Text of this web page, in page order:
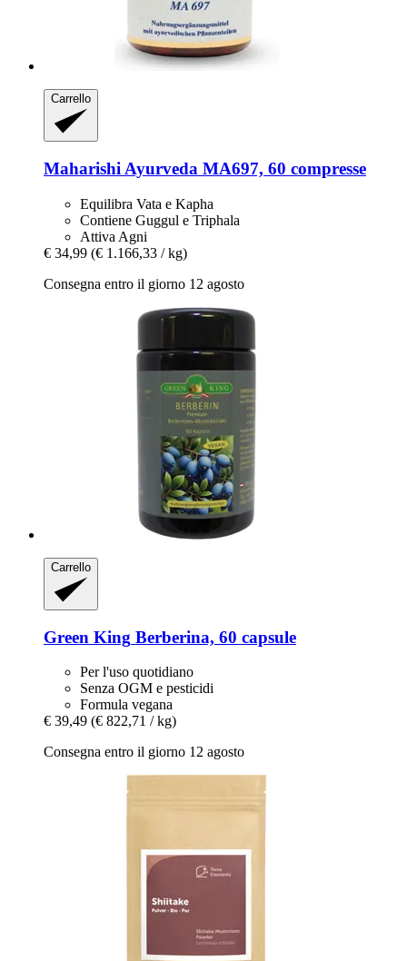
Carrello
Maharishi Ayurveda MA697, 60 compresse
Equilibra Vata e Kapha
Contiene Guggul e Triphala
Attiva Agni
€ 34,99 (€ 1.166,33 / kg)
Consegna entro il giorno 12 agosto
Carrello
Green King Berberina, 60 capsule
Per l'uso quotidiano
Senza OGM e pesticidi
Formula vegana
€ 39,49 (€ 822,71 / kg)
Consegna entro il giorno 12 agosto